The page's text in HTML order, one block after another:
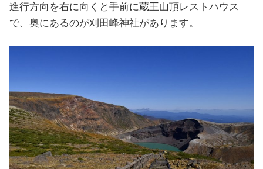
進行方向を右に向くと手前に蔵王山頂レストハウス
で、奥にあるのが刈田峰神社があります。